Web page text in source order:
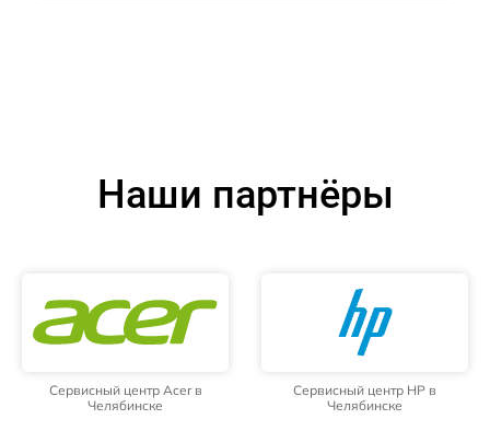
Наши партнёры
Сервисный центр Acer в
Челябинске
Сервисный центр HP в
Челябинске